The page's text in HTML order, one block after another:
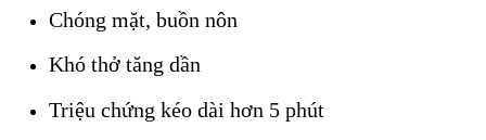
Chóng mặt, buồn nôn
Khó thở tăng dần
Triệu chứng kéo dài hơn 5 phút